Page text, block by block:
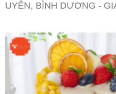
UYÊN, BÌNH DƯƠNG -